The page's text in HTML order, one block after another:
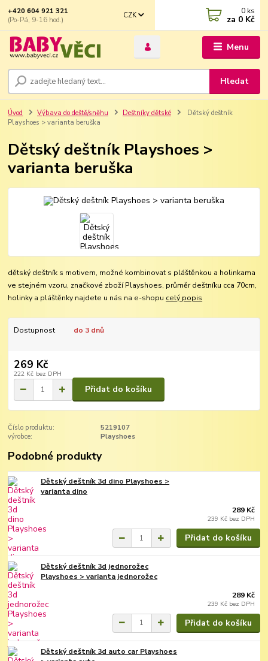
Menu
CZK
Hledat
+420 604 921 321
(Po-Pá, 9-16 hod.)
0 ks
za 0 Kč
Úvod Výbava do deště/sněhu Deštníky dětské
Dětský deštník
Playshoes > varianta beruška
Dětský deštník Playshoes >
varianta beruška
dětský deštník s motivem, možné kombinovat s pláštěnkou a holinkama
ve stejném vzoru, značkové zboží Playshoes, průměr deštníku cca 70cm,
holinky a pláštěnky najdete u nás na e-shopu celý popis
Dostupnost do 3 dnů
269 Kč
222 Kč bez DPH
Přidat do košíku
Číslo produktu:
5219107
výrobce:
Playshoes
Podobné produkty
Dětský deštník 3d dino Playshoes >
varianta dino
289 Kč
239 Kč bez DPH
Přidat do košíku
Dětský deštník 3d jednorožec
Playshoes > varianta jednorožec
289 Kč
239 Kč bez DPH
Přidat do košíku
Dětský deštník 3d auto car Playshoes